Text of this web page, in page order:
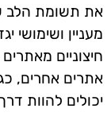
את תשומת הלב
מעניין ושימושי
חיצוניים
אתרים אחרים,
יכולים להוות